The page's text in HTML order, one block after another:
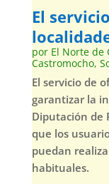
El
por El Norte de
Castromocho,
El servicio de
garantizar la
Diputación de
que los
puedan
habituales.